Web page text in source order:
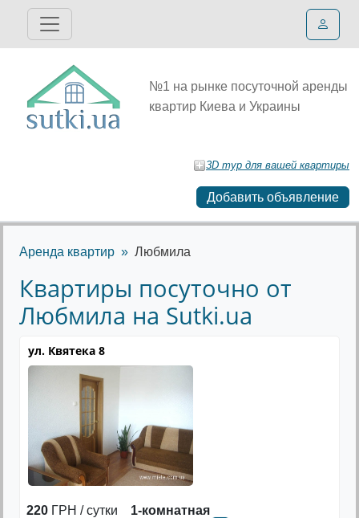
№1 на рынке посуточной аренды
квартир Киева и Украины
3D тур для вашей квартиры
Добавить объявление
Аренда квартир Любмила
Квартиры посуточно от
Любмила на Sutki.ua
ул. Квятека 8
220 ГРН / сутки 1-комнатная